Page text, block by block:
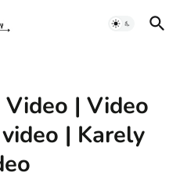
Video | Video
| Karely